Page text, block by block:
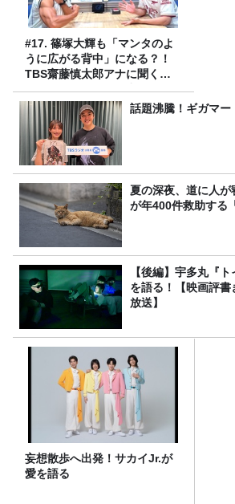
#17. 篠塚大輝も「マンタのよ
うに広がる背中」になる？！
TBS齋藤慎太郎アナに聞くメ
ンズフィジークの魅力！！
話題沸騰！ギガマー
夏の深夜、道に人
が年400件救助する
【後編】宇多丸『
を語る！【映画評
放送】
妄想散歩へ出発！サカイJr.が
愛を語る